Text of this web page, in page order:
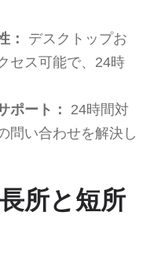
：
デスクトップお
セス可能で、24時
ポート：
24時間対
問い合わせを解決し
所と短所